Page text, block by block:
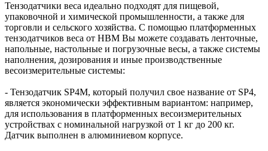
Тензодатчики веса идеально подходят для пищевой,
упаковочной и химической промышленности, а также для
торговли и сельского хозяйства. С помощью платформенных
тензодатчиков веса от НВМ Вы можете создавать ленточные,
напольные, настольные и погрузочные весы, а также системы
наполнения, дозирования и иные производственные
весоизмерительные системы:
- Тензодатчик SP4M, который получил свое название от SP4,
является экономически эффективным вариантом: например,
для использования в платформенных весоизмерительных
устройствах с номинальной нагрузкой от 1 кг до 200 кг.
Датчик выполнен в алюминиевом корпусе.